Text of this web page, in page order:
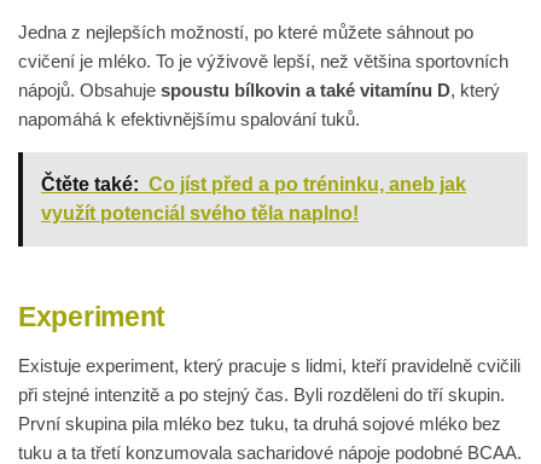
Jedna z nejlepších možností, po které můžete sáhnout po
cvičení je mléko. To je výživově lepší, než většina sportovních
nápojů. Obsahuje spoustu bílkovin a také vitamínu D, který
napomáhá k efektivnějšímu spalování tuků.
Čtěte také: Co jíst před a po tréninku, aneb jak
využít potenciál svého těla naplno!
Experiment
Existuje experiment, který pracuje s lidmi, kteří pravidelně cvičili
při stejné intenzitě a po stejný čas. Byli rozděleni do tří skupin.
První skupina pila mléko bez tuku, ta druhá sojové mléko bez
tuku a ta třetí konzumovala sacharidové nápoje podobné BCAA.